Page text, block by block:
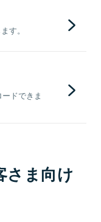
す。
ドできま
さま向け